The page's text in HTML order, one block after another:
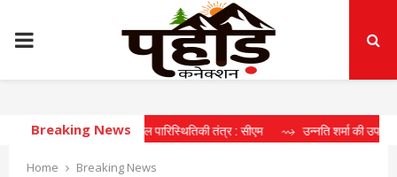
PRIMARY
MENU
Breaking News
रहा दीर्घकालिक खेल पारिस्थितिकी तंत्र : सीएम ⇝ उन्नति शर्मा की उपलब्धि
Home
Breaking News